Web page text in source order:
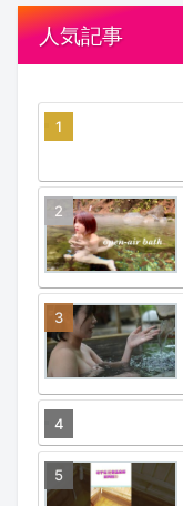
人気記事